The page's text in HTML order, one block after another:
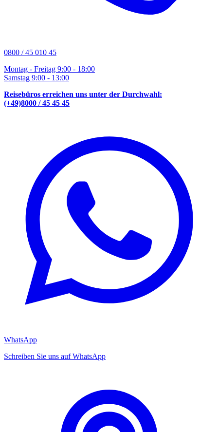
0800 / 45 010 45
Montag - Freitag 9:00 - 18:00
Samstag 9:00 - 13:00
Reisebüros erreichen uns unter der Durchwahl:
(+49)8000 / 45 45 45
WhatsApp
Schreiben Sie uns auf WhatsApp